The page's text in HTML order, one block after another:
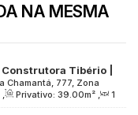
NA MESMA
Tibério |
| varanda
Chamantá, 777, Zona
Paulo, São Paulo, Brasil
, Privativo: 39.00m² ,
1
m² , Terreno: 1772.00m²